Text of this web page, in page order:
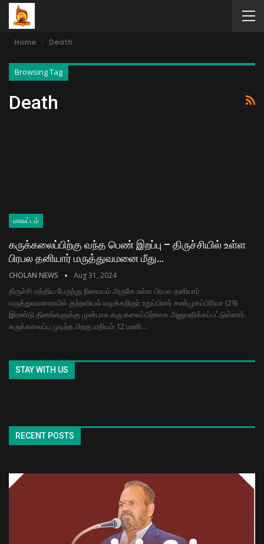
Home Death
Browsing Tag
Death
மாவட்டம்
கருக்கலைப்பிற்கு வந்த பெண் இறப்பு – திருச்சியில் உள்ள
பிரபல தனியார் மருத்துவமனை மீது…
CHOLAN NEWS Aug 31, 2024
திருச்சி மத்திய பேருந்து நிலையம் அருகே உள்ள பிரபல தனியார்
மருத்துவமனையில் குற்றவியல் வழக்கறிஞர் உறுப்பினர் சண்முகப்பிரியா (29)
இரண்டு தினங்களுக்கு முன்பாக கரு கலைப்பிற்காக அனுமதிக்கப்பட்டுள்ளார்.
கருக்கலைப்பு முடிந்த பிறகு மதியம் 12 மணி…
STAY WITH US
RECENT POSTS